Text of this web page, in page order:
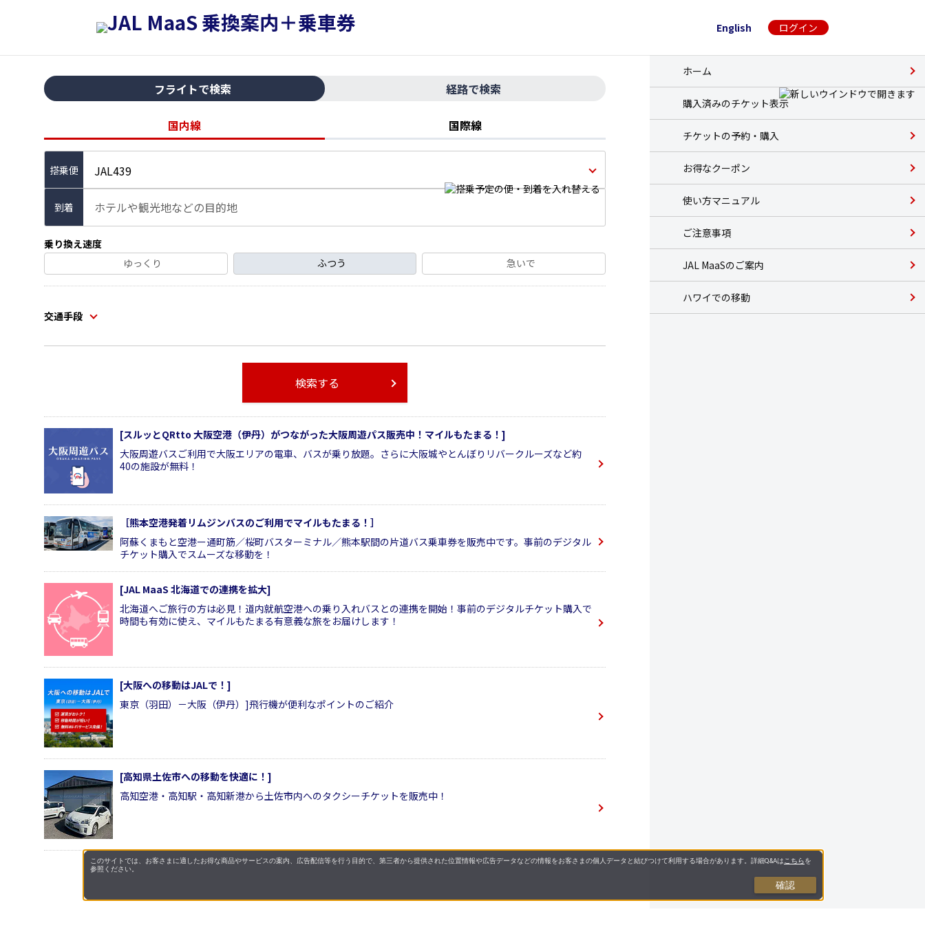
English ログイン
フライトで検索 経路で検索
国内線 国際線
JAL439
到着 ホテルや観光地などの目的地
乗り換え速度
ゆっくり
ふつう 急いで
交通手段
検索する
[スルッとQRtto 大阪空港（伊丹）がつながった大阪周遊パス販売中！マイルもたまる！]
大阪周遊バスご利用で大阪エリアの電車、バスが乗り放題。さらに大阪城やとんぼりリバークルーズなど約
40の施設が無料！
［熊本空港発着リムジンバスのご利用でマイルもたまる！］
阿蘇くまもと空港ー通町筋／桜町バスターミナル／熊本駅間の片道バス乗車券を販売中です。事前のデジタル
チケット購入でスムーズな移動を！
[JAL MaaS 北海道での連携を拡大]
北海道へご旅行の方は必見！道内就航空港への乗り入れバスとの連携を開始！事前のデジタルチケット購入で
時間も有効に使え、マイルもたまる有意義な旅をお届けします！
[大阪への移動はJALで！]
東京（羽田）－大阪（伊丹）]飛行機が便利なポイントのご紹介
[高知県土佐市への移動を快適に！]
高知空港・高知駅・高知新港から土佐市内へのタクシーチケットを販売中！
ホーム
購入済みのチケット表示
チケットの予約・購入
お得なクーポン
使い方マニュアル
ご注意事項
JAL MaaSのご案内
ハワイでの移動
このサイトでは、お客さまに適したお得な商品やサービスの案内、広告配信等を行う目的で、第三者から提供された位置情報や広告データなどの情報をお客さまの個人データと結びつけて利用する場合があります。詳細Q&Aは こちらを
参照ください。
確認